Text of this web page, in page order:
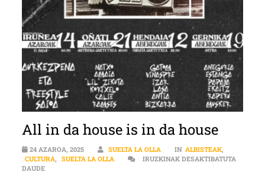
All in da house is in da house
24 AZAROA, 2025 SUELTA LA OLLA IN ALBISTEAK,
CULTURA, SUELTA LA OLLA
IRUZKINAK DESAKTIBATUTA
DAUDEALL IN DA HOUSE IS IN DA HOUSE SARRERAN